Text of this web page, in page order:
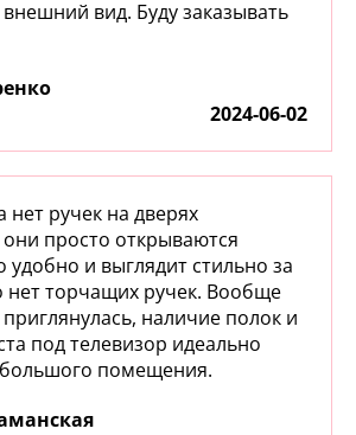
вид. Буду заказывать
2024-06-02
ручек на дверях
просто открываются
удобно и выглядит стильно за
нет торчащих ручек. Вообще
наличие полок и
под телевизор идеально
помещения.